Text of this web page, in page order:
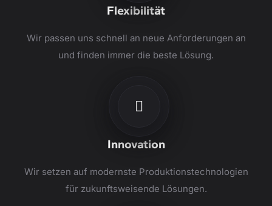
Flexibilität
Wir passen uns schnell an neue Anforderungen an
und finden immer die beste Lösung.
Innovation
Wir setzen auf modernste Produktionstechnologien
für zukunftsweisende Lösungen.